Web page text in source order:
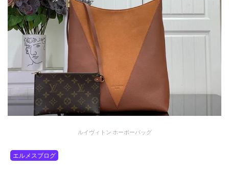
ルイヴィトン ホーボーバッグ
エルメスブログ